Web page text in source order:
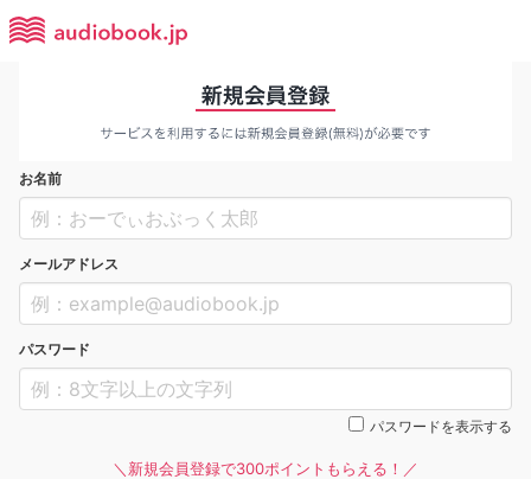
お名前
メールアドレス
パスワード
パスワードを表示する
＼新規会員登録で300ポイントもらえる！／